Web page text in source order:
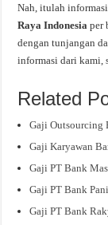
Nah, itulah
Raya Indonesiaper
dengan tunjangan
informasi dari kami,
Related
Gaji Outsourcing
Gaji Karyawan
Gaji PT Bank
Gaji PT Bank
Gaji PT Bank